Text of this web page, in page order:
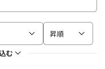
昇順
む